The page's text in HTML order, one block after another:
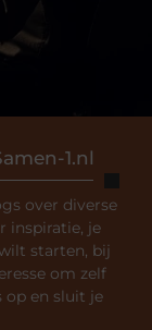
1.nl
over diverse
inspiratie, je
starten, bij
om zelf
op en sluit je